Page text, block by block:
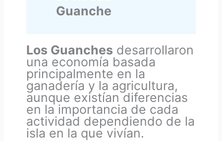
Guanche
Los Guanches desarrollaron
una economía basada
principalmente en la
ganadería y la agricultura,
aunque existían diferencias
en la importancia de cada
actividad dependiendo de la
isla en la que vivían.